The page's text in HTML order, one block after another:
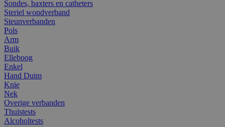
Sondes, baxters en catheters
Steriel wondverband
Steunverbanden
Pols
Arm
Buik
Elleboog
Enkel
Hand Duim
Knie
Nek
Overige verbanden
Thuistests
Alcoholtests